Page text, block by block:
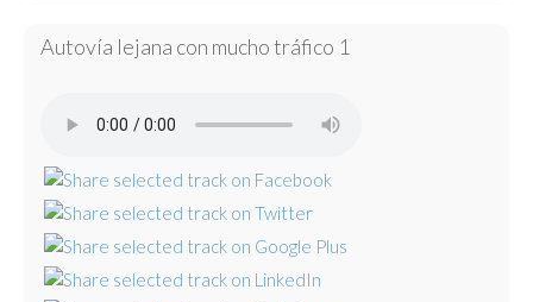
Autovía lejana con mucho tráfico 1